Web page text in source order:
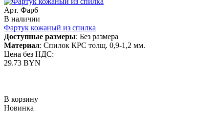
Арт. Фар6
В наличии
Фартук кожаный из спилка
Доступные размеры: Без размера
Материал: Спилок КРС толщ. 0,9-1,2 мм.
Цена без НДС:
29.73 BYN
В корзину
Новинка